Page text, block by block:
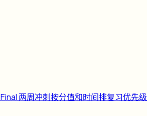
Final 两周冲刺按分值和时间排复习优先级